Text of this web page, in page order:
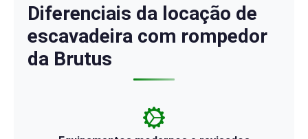
Diferenciais da locação de
escavadeira com rompedor
da Brutus